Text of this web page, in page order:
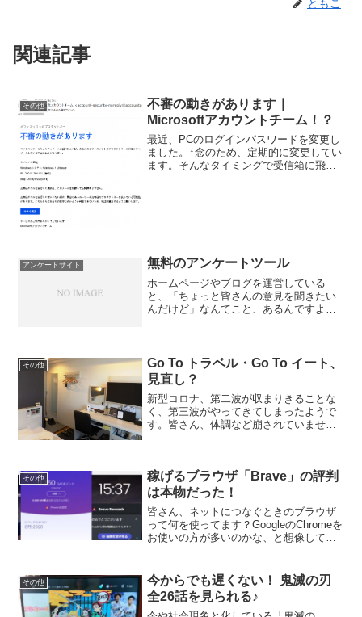
ともこ
関連記事
その他
不審の動きがあります｜
Microsoftアカウントチーム！？
最近、PCのログインパスワードを変更し
ました。↑念のため、定期的に変更してい
ます。そんなタイミングで受信箱に飛び
アンケートサイト 無料のアンケートツール
ホームページやブログを運営している
と、「ちょっと皆さんの意見を聞きたい
んだけど」なんてこと、あるんですよ
メールしたりしてくださる方っ...
その他
Go To トラベル・Go To イート、
見直し？
新型コロナ、第二波が収まりきることな
く、第三波がやってきてしまったようで
す。皆さん、体調など崩されていません
ない状況となって参りまし...
その他
稼げるブラウザ「Brave」の評判
は本物だった！
皆さん、ネットにつなぐときのブラウザ
って何を使ってます？GoogleのChromeを
お使いの方が多いのかな、と想像してい
しょう。私はずっと前からC...
その他
今からでも遅くない！ 鬼滅の刃
全26話を見られる♪